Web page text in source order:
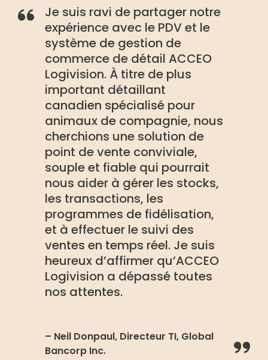
Je suis ravi de partager notre
expérience avec le PDV et le
système de gestion de
commerce de détail ACCEO
Logivision. À titre de plus
important détaillant
canadien spécialisé pour
animaux de compagnie, nous
cherchions une solution de
point de vente conviviale,
souple et fiable qui pourrait
nous aider à gérer les stocks,
les transactions, les
programmes de fidélisation,
et à effectuer le suivi des
ventes en temps réel. Je suis
heureux d’affirmer qu’ACCEO
Logivision a dépassé toutes
nos attentes.
– Neil Donpaul, Directeur TI, Global
Bancorp Inc.